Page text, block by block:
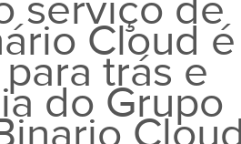
Cloud é
trás e
do Grupo